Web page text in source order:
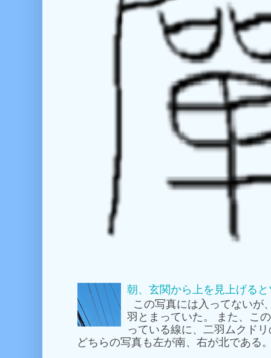
朝、玄関から上を見上げる
この写真には入ってないが
羽とまっていた。 また、こ
っている線に、二羽ムクド
どちらの写真も左が南、右が北である